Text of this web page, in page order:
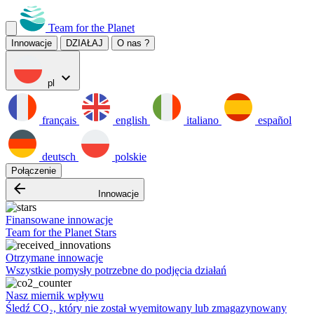
Team for the Planet
Innowacje DZIAŁAJ O nas ?
pl expand_more
français english italiano español
deutsch polskie
Połączenie
arrow_backward Innowacje
Finansowane innowacje
Team for the Planet Stars
Otrzymane innowacje
Wszystkie pomysły potrzebne do podjęcia działań
Nasz miernik wpływu
Śledź CO₂, który nie został wyemitowany lub zmagazynowany